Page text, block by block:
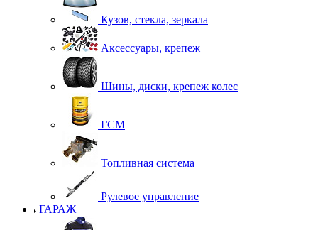
Кузов, стекла, зеркала
Аксессуары, крепеж
Шины, диски, крепеж колес
ГСМ
Топливная система
Рулевое управление
ГАРАЖ